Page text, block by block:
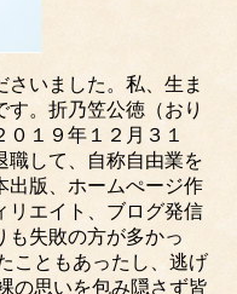
さいました。私、生ま
。折乃笠公徳（おり
１９年１２月３１
職して、自称自由業を
出版、ホームぺージ作
リエイト、ブログ発信
も失敗の方が多かっ
こともあったし、逃げ
の思いを包み隠さず皆